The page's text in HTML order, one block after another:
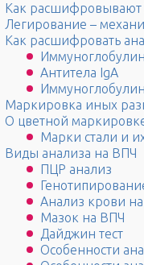
Как расшифровывают
Легирование –
Как расшифровать
Антитела IgA
Маркировка иных
О цветной
Марки стали и
Виды анализа на ВПЧ
ПЦР анализ
Анализ крови
Мазок на ВПЧ
Дайджин тест
Особенности